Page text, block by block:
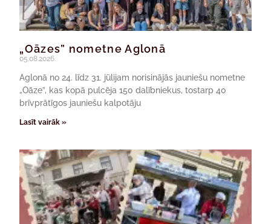
„Oāzes” nometne Aglonā
05.08.2026.
Aglonā no 24. līdz 31. jūlijam norisinājās jauniešu nometne
„Oāze”, kas kopā pulcēja 150 dalībniekus, tostarp 40
brīvprātīgos jauniešu kalpotāju
Lasīt vairāk »